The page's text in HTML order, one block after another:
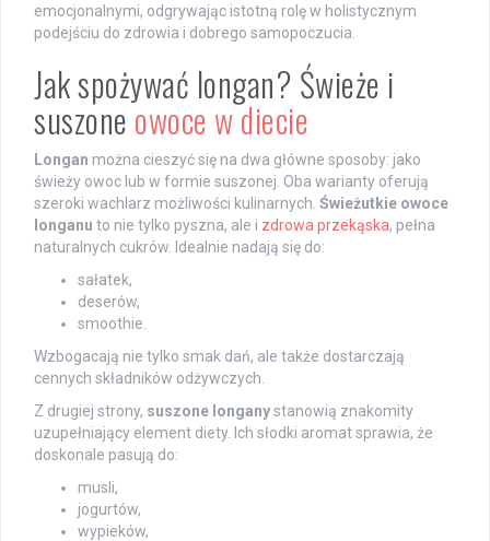
emocjonalnymi, odgrywając istotną rolę w holistycznym
podejściu do zdrowia i dobrego samopoczucia.
Jak spożywać longan? Świeże i
suszoneowoce w diecie
Longan można cieszyć się na dwa główne sposoby: jako
świeży owoc lub w formie suszonej. Oba warianty oferują
szeroki wachlarz możliwości kulinarnych. Świeżutkie owoce
longanu to nie tylko pyszna, ale i zdrowa przekąska, pełna
naturalnych cukrów. Idealnie nadają się do:
sałatek,
deserów,
smoothie.
Wzbogacają nie tylko smak dań, ale także dostarczają
cennych składników odżywczych.
Z drugiej strony, suszone longanystanowią znakomity
uzupełniający element diety. Ich słodki aromat sprawia, że
doskonale pasują do:
musli,
jogurtów,
wypieków,